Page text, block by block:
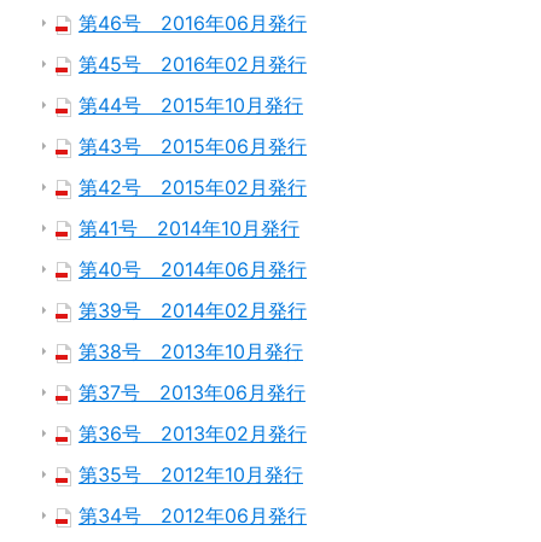
第46号 2016年06月発行
第45号 2016年02月発行
第44号 2015年10月発行
第43号 2015年06月発行
第42号 2015年02月発行
第41号 2014年10月発行
第40号 2014年06月発行
第39号 2014年02月発行
第38号 2013年10月発行
第37号 2013年06月発行
第36号 2013年02月発行
第35号 2012年10月発行
第34号 2012年06月発行